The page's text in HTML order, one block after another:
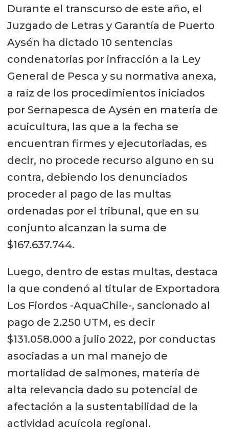
Durante el transcurso de este año, el
Juzgado de Letras y Garantía de Puerto
Aysén ha dictado 10 sentencias
condenatorias por infracción a la Ley
General de Pesca y su normativa anexa,
a raíz de los procedimientos iniciados
por Sernapesca de Aysén en materia de
acuicultura, las que a la fecha se
encuentran firmes y ejecutoriadas, es
decir, no procede recurso alguno en su
contra, debiendo los denunciados
proceder al pago de las multas
ordenadas por el tribunal, que en su
conjunto alcanzan la suma de
$167.637.744.
Luego, dentro de estas multas, destaca
la que condenó al titular de Exportadora
Los Fiordos -AquaChile-, sancionado al
pago de 2.250 UTM, es decir
$131.058.000 a julio 2022, por conductas
asociadas a un mal manejo de
mortalidad de salmones, materia de
alta relevancia dado su potencial de
afectación a la sustentabilidad de la
actividad acuícola regional.